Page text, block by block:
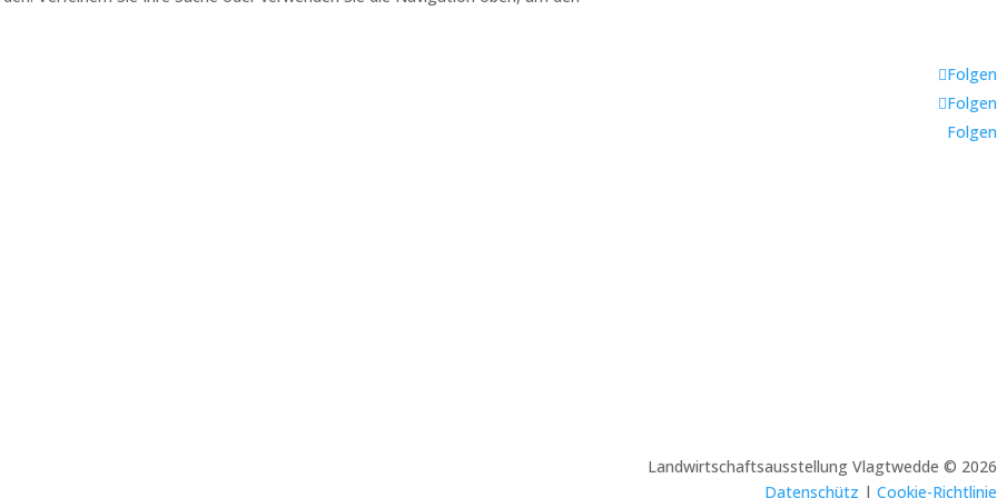
Folgen
Folgen
Folgen
Landwirtschaftsausstellung Vlagtwedde © 2026
Datenschütz | Cookie-Richtlinie